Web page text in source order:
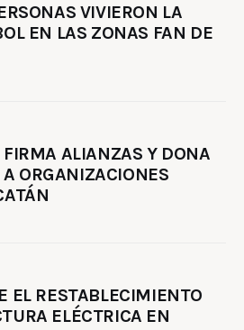
VIVIERON LA
EN LAS ZONAS FAN DE
ALIANZAS Y DONA
ORGANIZACIONES
EL RESTABLECIMIENTO
ELÉCTRICA EN